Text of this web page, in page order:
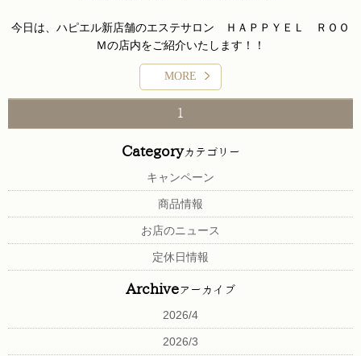
今日は、ハピエル新店舗のエステサロン ＨＡＰＰＹＥＬ ＲＯＯ
Ｍの店内をご紹介いたします！！
広々とした各お部屋が３部屋あります！！
脱毛専用のお部屋
店内は白を基調とした清潔感ある空間なのでゆったり、さわやかな
空間でお過ごししていただけると思います！
Ｈｏｔ Ｐｅｐｐｅｒのエステ分野で検索していただければハピエル
ルームが出てきますので是非ご覧くださいませ！！
ホットペッパービュー
ティーエステ
Ｈｏｔ Ｐｅｐｐｅｒからもご予約できますので、脱毛、痩身、オイ
ルリンパマッサージ、セルフホワイトニング
が気になっているお客様は是非ご来店くださいませ！！
MORE
1
Categoryカテゴリー
キャンペーン
商品情報
お店のニュース
定休日情報
Archiveアーカイブ
2026/4
2026/3